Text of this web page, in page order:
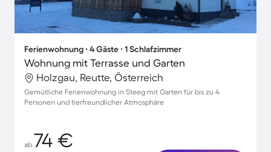
Ferienwohnung ∙ 4 Gäste ∙ 1 Schlafzimmer
Wohnung mit Terrasse und Garten
Holzgau, Reutte, Österreich
Gemütliche Ferienwohnung in Steeg mit Garten für bis zu 4
Personen und tierfreundlicher Atmosphäre
ab 74 €